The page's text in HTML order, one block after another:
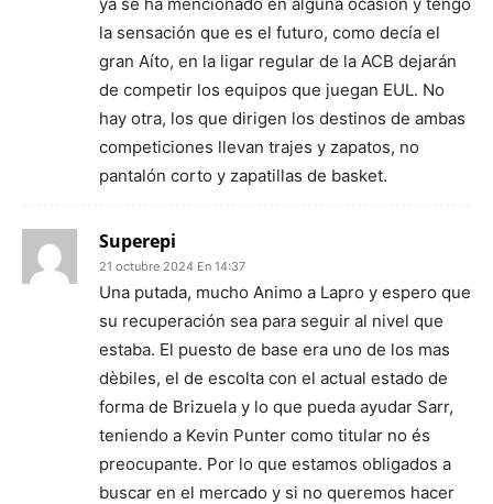
la sensación que es el futuro, como decía el
gran Aíto, en la ligar regular de la ACB dejarán
de competir los equipos que juegan EUL. No
hay otra, los que dirigen los destinos de ambas
competiciones llevan trajes y zapatos, no
pantalón corto y zapatillas de basket.
Superepi
21 octubre 2024 En 14:37
Una putada, mucho Animo a Lapro y espero que
su recuperación sea para seguir al nivel que
estaba. El puesto de base era uno de los mas
dèbiles, el de escolta con el actual estado de
forma de Brizuela y lo que pueda ayudar Sarr,
teniendo a Kevin Punter como titular no és
preocupante. Por lo que estamos obligados a
buscar en el mercado y si no queremos hacer